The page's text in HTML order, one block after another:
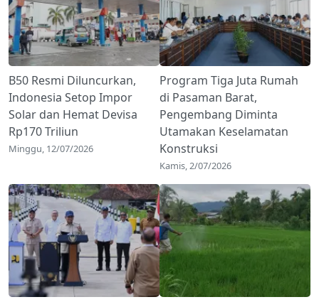
B50 Resmi Diluncurkan,
Indonesia Setop Impor
Solar dan Hemat Devisa
Rp170 Triliun
Minggu, 12/07/2026
Program Tiga Juta Rumah
di Pasaman Barat,
Pengembang Diminta
Utamakan Keselamatan
Konstruksi
Kamis, 2/07/2026